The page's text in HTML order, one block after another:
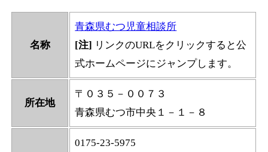
名称
青森県むつ児童相談所
[注] リンクのURLをクリックすると公
式ホームページにジャンプします。
所在地
〒０３５－００７３
青森県むつ市中央１－１－８
0175-23-5975